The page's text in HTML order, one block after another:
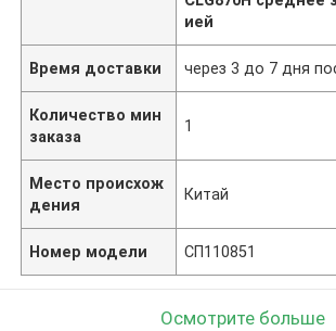
ией
Время доставки через 3 до 7 дня
Количество мин
заказа
1
Место происхож
дения
Китай
Номер модели СП110851
Осмотрите больше